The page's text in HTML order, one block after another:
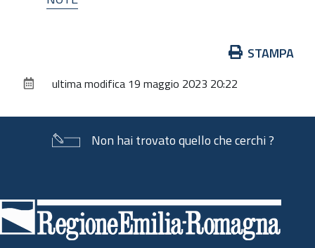
documento
STAMPA
ultima modifica 19 maggio 2023 20:22
Non hai trovato quello che cerchi ?
di
pagina